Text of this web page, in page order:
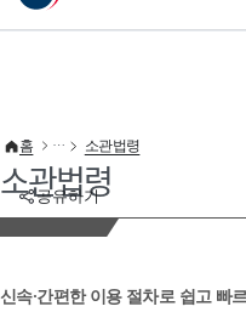
이 누리집은 대한민국 공식 전자정부 누
공유하기
홈 소관법령
소관법령
신속·간편한 이용 절차로 쉽고 빠